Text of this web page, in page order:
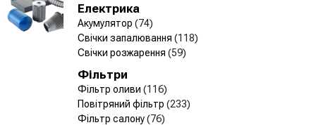
Електрика
Акумулятор (74)
Свічки запалювання (118)
Свічки розжарення (59)
Фільтри
Фільтр оливи (116)
Повітряний фільтр (233)
Фільтр салону(76)